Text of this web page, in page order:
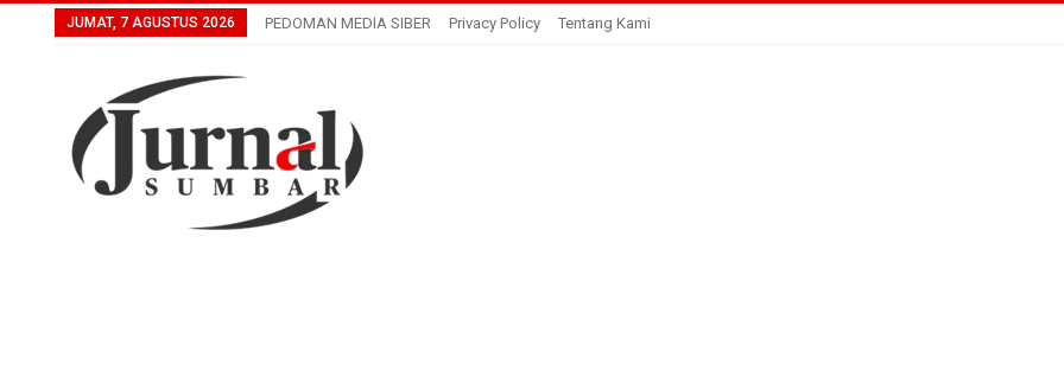
JUMAT, 7 AGUSTUS 2026 PEDOMAN MEDIA SIBER Privacy Policy Tentang Kami